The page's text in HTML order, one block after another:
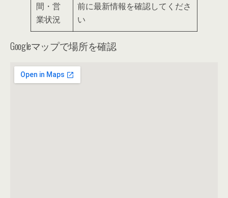
間・営
業状況
前に最新情報を確認してくださ
い
Googleマップで場所を確認